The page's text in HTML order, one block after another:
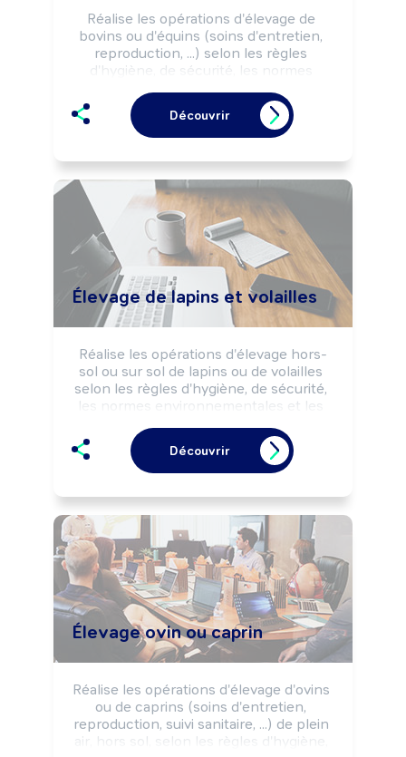
Réalise les opérations d'élevage de
bovins ou d'équins (soins d'entretien,
reproduction, ...) selon les règles
d'hygiène, de sécurité, les normes
production (rendement, ...).
Peut cultiver les plantes destinées à
l'alimentation des animaux (fourrages,
Peut coordonner une équipe et diriger
un élevage.
Découvrir
Élevage de lapins et volailles
Réalise les opérations d'élevage hors-
sol ou sur sol de lapins ou de volailles
selon les règles d'hygiène, de sécurité,
les normes environnementales et les
Peut transformer et commercialiser des
produits issus de l'élevage (viande,
oeufs, ...).
un élevage.
Découvrir
Élevage ovin ou caprin
Réalise les opérations d'élevage d'ovins
ou de caprins (soins d'entretien,
reproduction, suivi sanitaire, ...) de plein
air, hors sol, selon les règles d'hygiène,